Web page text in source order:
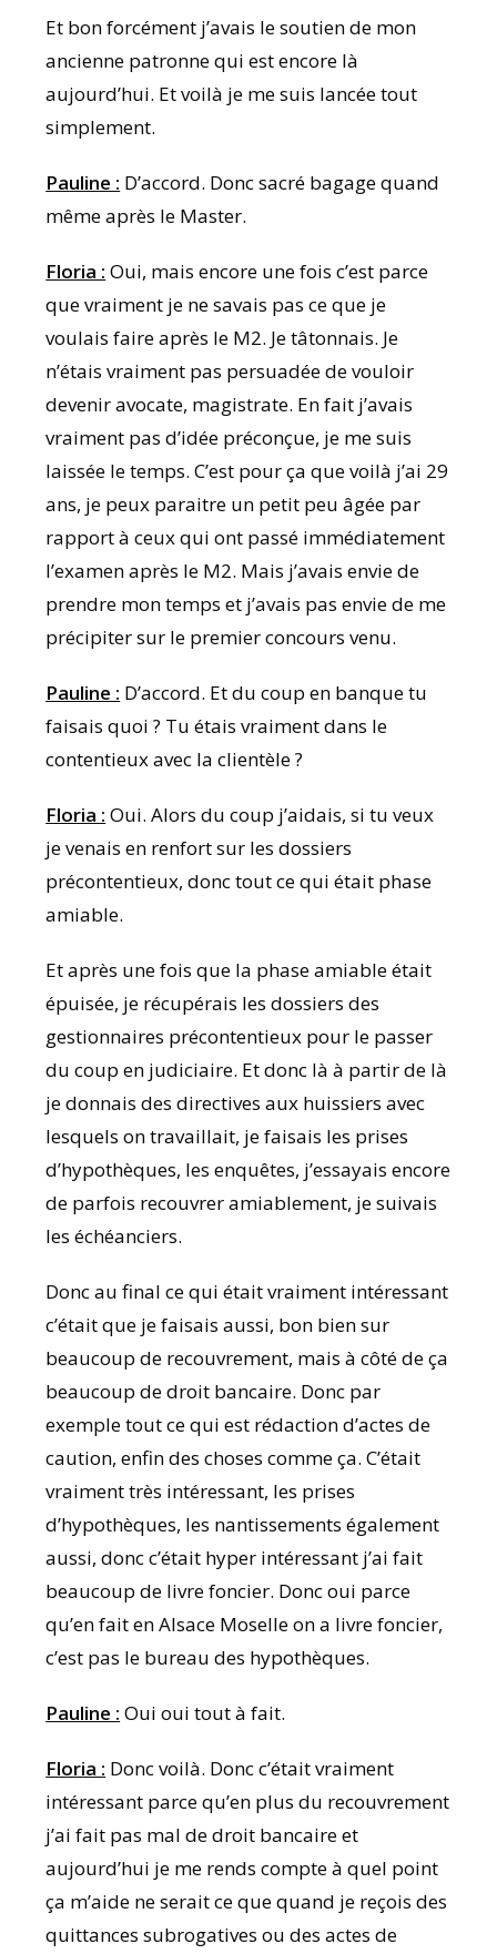
Et bon forcément j’avais le soutien de mon
ancienne patronne qui est encore là
aujourd’hui. Et voilà je me suis lancée tout
simplement.
Pauline : D’accord. Donc sacré bagage quand
même après le Master.
Floria : Oui, mais encore une fois c’est parce
que vraiment je ne savais pas ce que je
voulais faire après le M2. Je tâtonnais. Je
n’étais vraiment pas persuadée de vouloir
devenir avocate, magistrate. En fait j’avais
vraiment pas d’idée préconçue, je me suis
laissée le temps. C’est pour ça que voilà j’ai 29
ans, je peux paraitre un petit peu âgée par
rapport à ceux qui ont passé immédiatement
l’examen après le M2. Mais j’avais envie de
prendre mon temps et j’avais pas envie de me
précipiter sur le premier concours venu.
Pauline : D’accord. Et du coup en banque tu
faisais quoi ? Tu étais vraiment dans le
contentieux avec la clientèle ?
Floria : Oui. Alors du coup j’aidais, si tu veux
je venais en renfort sur les dossiers
précontentieux, donc tout ce qui était phase
amiable.
Et après une fois que la phase amiable était
épuisée, je récupérais les dossiers des
gestionnaires précontentieux pour le passer
du coup en judiciaire. Et donc là à partir de là
je donnais des directives aux huissiers avec
lesquels on travaillait, je faisais les prises
d’hypothèques, les enquêtes, j’essayais encore
de parfois recouvrer amiablement, je suivais
les échéanciers.
Donc au final ce qui était vraiment intéressant
c’était que je faisais aussi, bon bien sur
beaucoup de recouvrement, mais à côté de ça
beaucoup de droit bancaire. Donc par
exemple tout ce qui est rédaction d’actes de
caution, enfin des choses comme ça. C’était
vraiment très intéressant, les prises
d’hypothèques, les nantissements également
aussi, donc c’était hyper intéressant j’ai fait
beaucoup de livre foncier. Donc oui parce
qu’en fait en Alsace Moselle on a livre foncier,
c’est pas le bureau des hypothèques.
Pauline : Oui oui tout à fait.
Floria : Donc voilà. Donc c’était vraiment
intéressant parce qu’en plus du recouvrement
j’ai fait pas mal de droit bancaire et
aujourd’hui je me rends compte à quel point
ça m’aide ne serait ce que quand je reçois des
quittances subrogatives ou des actes de